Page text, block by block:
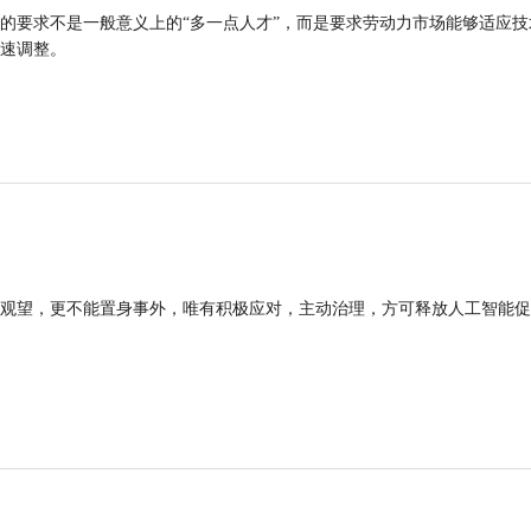
要求不是一般意义上的“多一点人才”，而是要求劳动力市场能够适应
调整。
望，更不能置身事外，唯有积极应对，主动治理，方可释放人工智能